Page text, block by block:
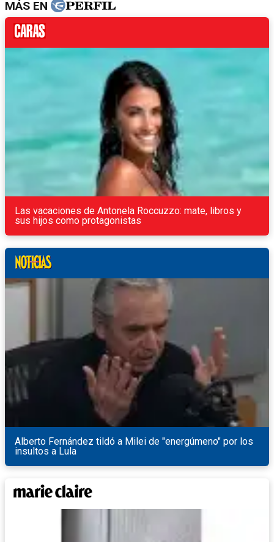
MÁS EN
Las vacaciones de Antonela Roccuzzo: mate, libros y
sus hijos como protagonistas
Alberto Fernández tildó a Milei de "energúmeno" por los
insultos a Lula